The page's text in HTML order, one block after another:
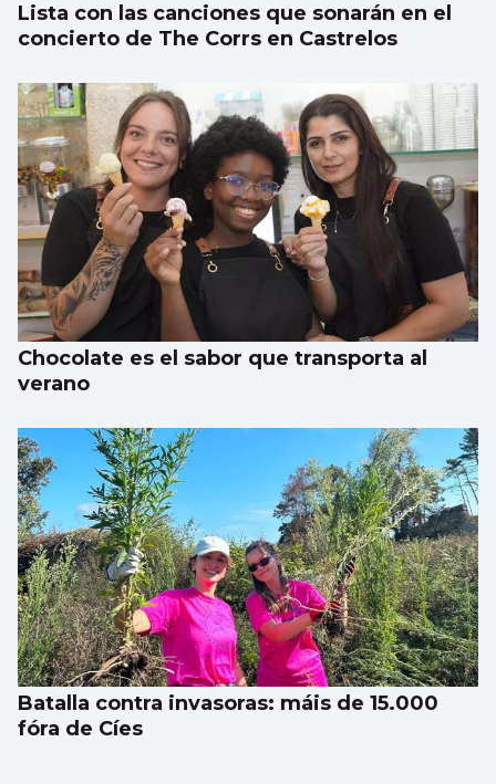
Lista con las canciones que sonarán en el
concierto de The Corrs en Castrelos
Chocolate es el sabor que transporta al
verano
Batalla contra invasoras: máis de 15.000
fóra de Cíes